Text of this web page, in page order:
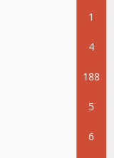
1
4
188
5
6